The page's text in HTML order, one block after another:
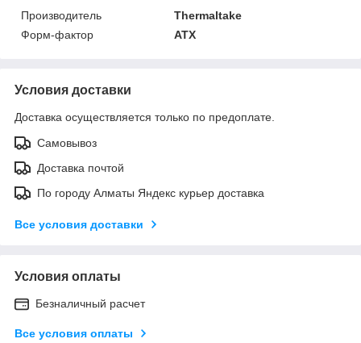
Производитель
Thermaltake
Форм-фактор
ATX
Условия доставки
Доставка осуществляется только по предоплате.
Самовывоз
Доставка почтой
По городу Алматы Яндекс курьер доставка
Все условия доставки
Условия оплаты
Безналичный расчет
Все условия оплаты